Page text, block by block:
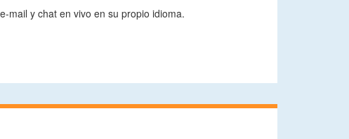
mail y chat en vivo en su propio idioma.